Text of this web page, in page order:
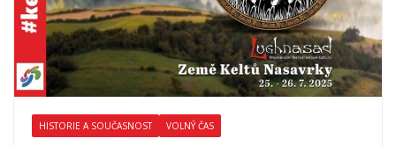
HISTORIE A SOUČASNOST VOLNÝ ČAS